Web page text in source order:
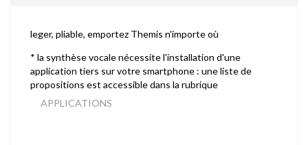
leger, pliable, emportez Themis n'importe où
* la synthèse vocale nécessite l'installation d'une
application tiers sur votre smartphone : une liste de
propositions est accessible dans la rubrique
APPLICATIONS